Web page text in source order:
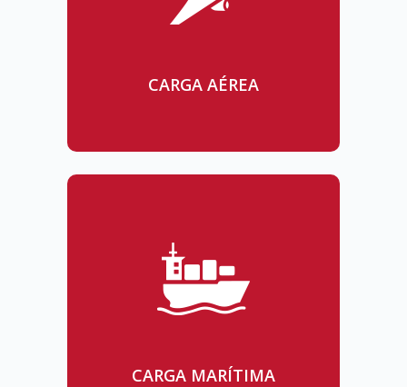
CARGA AÉREA
CARGA MARÍTIMA